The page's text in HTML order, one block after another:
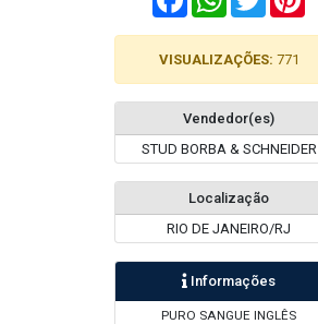
VISUALIZAÇÕES: 771
Vendedor(es)
STUD BORBA & SCHNEIDER
Localização
RIO DE JANEIRO/RJ
Informações
PURO SANGUE INGLÊS